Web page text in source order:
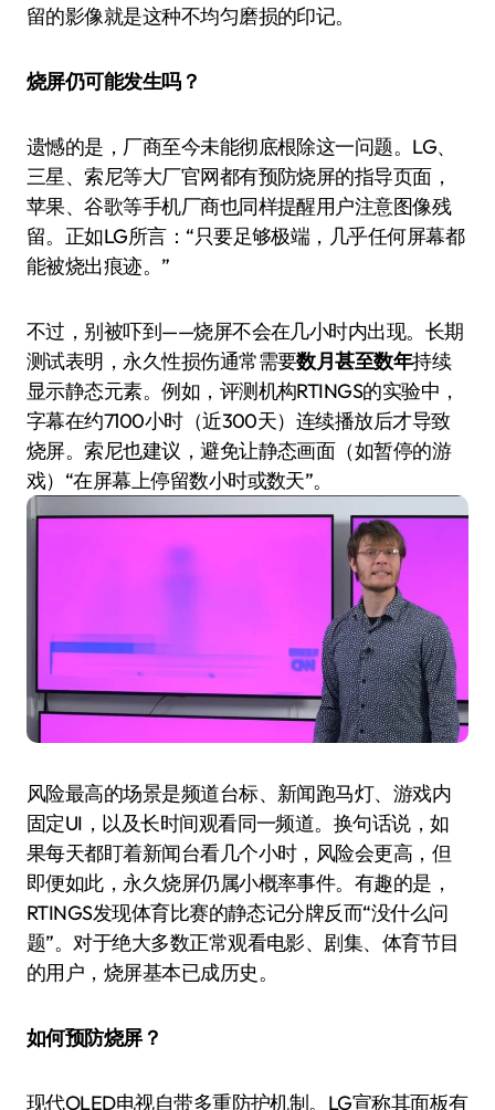
留的影像就是这种不均匀磨损的印记。
烧屏仍可能发生吗？
遗憾的是，厂商至今未能彻底根除这一问题。LG、
三星、索尼等大厂官网都有预防烧屏的指导页面，
苹果、谷歌等手机厂商也同样提醒用户注意图像残
留。正如LG所言：“只要足够极端，几乎任何屏幕都
能被烧出痕迹。”
不过，别被吓到——烧屏不会在几小时内出现。长期
测试表明，永久性损伤通常需要数月甚至数年持续
显示静态元素。例如，评测机构RTINGS的实验中，
字幕在约7100小时（近300天）连续播放后才导致
烧屏。索尼也建议，避免让静态画面（如暂停的游
戏）“在屏幕上停留数小时或数天”。
风险最高的场景是频道台标、新闻跑马灯、游戏内
固定UI，以及长时间观看同一频道。换句话说，如
果每天都盯着新闻台看几个小时，风险会更高，但
即便如此，永久烧屏仍属小概率事件。有趣的是，
RTINGS发现体育比赛的静态记分牌反而“没什么问
题”。对于绝大多数正常观看电影、剧集、体育节目
的用户，烧屏基本已成历史。
如何预防烧屏？
现代OLED电视自带多重防护机制。LG宣称其面板有